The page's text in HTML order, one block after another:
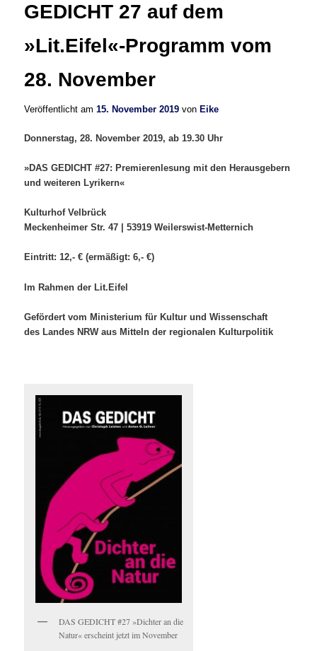
GEDICHT 27 auf dem
»Lit.Eifel«-Programm vom
28. November
Veröffentlicht am15. November 2019 von Eike
Donnerstag, 28. November 2019, ab 19.30 Uhr
»DAS GEDICHT #27: Premierenlesung mit den Herausgebern
und weiteren Lyrikern«
Kulturhof Velbrück
Meckenheimer Str. 47 | 53919 Weilerswist-Metternich
Eintritt: 12,- € (ermäßigt: 6,- €)
Im Rahmen der Lit.Eifel
Gefördert vom Ministerium für Kultur und Wissenschaft
des Landes NRW aus Mitteln der regionalen Kulturpolitik
DAS GEDICHT #27 »Dichter an die
Natur« erscheint jetzt im November